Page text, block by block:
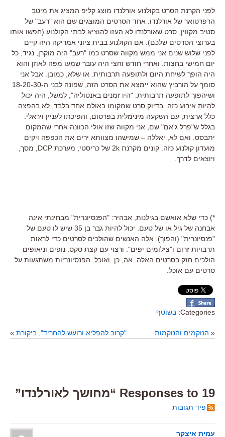
לפני הקרנת הסרט בקולנוע אורלנדו מוצג קליפ המציג את מיטב
הרפרטואר של אורלנדו. אחד הסרטים המוצגים שם הוא "רעב" של
סטיב מקווין, סרט שאורלנדו לא העזו להוציא לבתי הקולנוע (חפשו אותו
בערוצי הסרטים שלכם). אם הקולנוע בבית ציוני אמריקה היה קיים
לפני שלוש שנים אני ממש מקווה שסרט כמו "רעב" היה מוקרן, נגיד, כל
יום חמישי בחצות. ואחרי חודש וחצי היה עובר שמעו מפה לאוזן והוא
היה הופך לשיחת היום ולתופעה תרבותית. או שלא, כמובן. אבל אני
סומך על הורביץ שהוא יימצא את הסרט הזה, שפונה לבני ה-18-20-30
ושיהפוך לתופעה תרבותית. "היו זמנים באנטוליה", למשל, היה יכול
להיות אירוע כזה. בדיוק סרט שמקומו באולם אחד בלבד, לא בהפצה
כלל ארצית, עם השקעה מינימלית בפרסום, והפיכתו לעניין ויראלי.
בגלל ש"פרל ג'אם" שם, אני מקווה שזו אולי הכוונה אחרי שהמקום
יתבסס. ואם לא, יאללה – שמישהו מצוותא ירים את הכפפה ויקים
מועדון קולנוע כזה. קונים מקרנת 2k של כריסטי, מערכת DCP, מסך,
ויוצאים לדרך.
*) כדי שלא אואשם בגילנות, אבהיר: "הפנסיונרית" מבחינתי אינה
אבחנה של גיל או של טעם. יכול להיות גבר בן 35 שיש לו טעם של
"פנסיונרית" (והפוך). אלה האנשים שהולכים לסרטים כדי לראות
תרבויות זרום ו"צילומים יפים". ורצוי עם קצת סקס. נופים וניאופים
הולכים חזק בסרטים האלה. אה, כן: ואוכל. הפנסיונריות משתגעות על
סרטים עם אוכל.
Categories: בשוטף
« הנוקמים והנוקמות "קרוב להפליא ורועש להחריד", ביקורת »
19 Responses to “מחושך לאורלנדו”
פיד תגובות
עמית איצקר